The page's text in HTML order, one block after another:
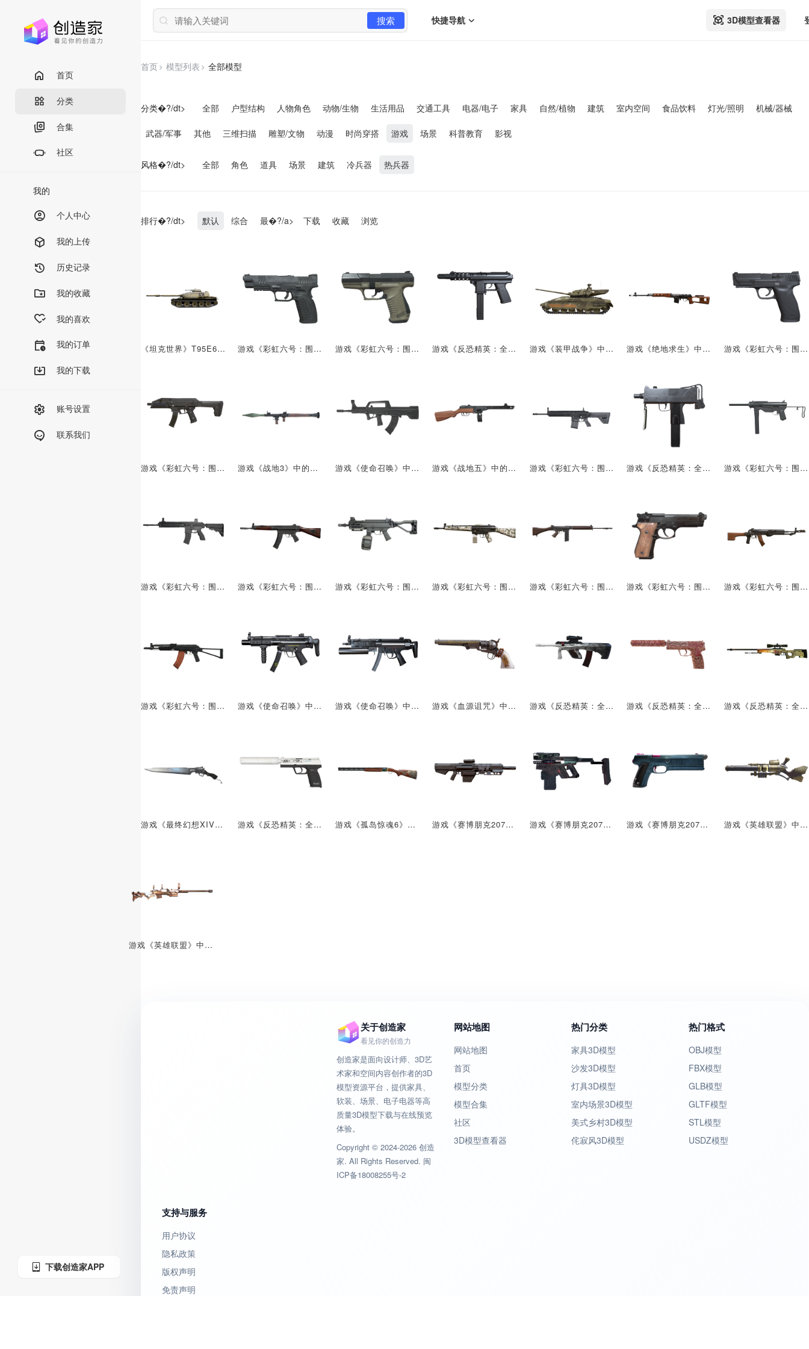
搜索 快捷导航 3D模型查看器
首页
分类
合集
社区
我的
个人中心
我的上传
历史记录
我的收藏
我的喜欢
我的订单
我的下载
账号设置
联系我们
下载创造家APP
首页 模型列表 全部模型
分类�?/dt> 全部 户型结构 人物角色 动物/生物 生活用品 交通工具 电器/电子 家具 自然/植物 建筑 室内空间 食品饮料 灯光/照明 机械/器械
武器/军事 其他 三维扫描 雕塑/文物 动漫 时尚穿搭 游戏 场景 科普教育 影视
风格�?/dt> 全部 角色 道具 场景 建筑 冷兵器 热兵器
排行�?/dt> 默认 综合 最�?/a> 下载 收藏 浏览
《坦克世界》T95E6坦克 游戏《彩虹六号：围攻》的武器：XD-M 游戏《彩虹六号：围攻》的武器：瓦尔特P99 游戏《反恐精英：全球攻势》中的武器：TEC-9 游戏《装甲战争》中的载具：T-14 游戏《绝地求生》中的武器：SVD 游戏《彩虹六号：围攻》的武器：史密夫韦森军警型半自动手枪
游戏《彩虹六号：围攻》的武器：CZ蝎式EVO 3 A1 游戏《战地3》中的武器：RPG-7 游戏《使命召唤》中的武器：95-1式自动步枪 游戏《战地五》中的武器：PPSh-41 游戏《彩虹六号：围攻》的武器：MPT-76 游戏《反恐精英：全球攻势》中的武器：MAC-10 游戏《彩虹六号：围攻》的武器：M3式冲锋枪
游戏《彩虹六号：围攻》的武器：HK416 游戏《彩虹六号：围攻》的武器：HK33 游戏《彩虹六号：围攻》的武器：UMP45带弹鼓 游戏《彩虹六号：围攻》的武器：Heckler&Koch-G3 游戏《彩虹六号：围攻》的武器：FN FAL 游戏《彩虹六号：围攻》的武器：贝雷塔 M9 游戏《彩虹六号：围攻》的武器：AN-94
游戏《彩虹六号：围攻》的武器：AKMS 游戏《使命召唤》中的武器：MP5SD 游戏《使命召唤》中的武器：MP5&榴弹发射器 游戏《血源诅咒》中的武器：教会连发手枪 游戏《反恐精英：全球攻势》中的武器：AUG白狼 游戏《反恐精英：全球攻势》中的武器：USP-S脑洞大开 游戏《反恐精英：全球攻势》中的武器：AWP 巨龙传说
游戏《最终幻想XIV》中的武器：左轮枪刃 游戏《反恐精英：全球攻势》中的武器：USP消音版 印花集 游戏《孤岛惊魂6》中的武器：伯莱塔 686 游戏《赛博朋克2077》的武器：步枪 诗篇11:6 游戏《赛博朋克2077》的武器：康道冲锋枪 游戏《赛博朋克2077》的武器：军工自由 游戏《英雄联盟》中的道具：格雷福斯的双管霰弹枪
游戏《英雄联盟》中的道具：海克斯科技步枪
关于创造家
看见你的创造力
创造家是面向设计师、3D艺
术家和空间内容创作者的3D
模型资源平台，提供家具、
软装、场景、电子电器等高
质量3D模型下载与在线预览
体验。
Copyright © 2024-2026 创造
家. All Rights Reserved. 闽
ICP备18008255号-2
网站地图
网站地图
首页
模型分类
模型合集
社区
3D模型查看器
热门分类
家具3D模型
沙发3D模型
灯具3D模型
室内场景3D模型
美式乡村3D模型
侘寂风3D模型
热门格式
OBJ模型
FBX模型
GLB模型
GLTF模型
STL模型
USDZ模型
支持与服务
用户协议
隐私政策
版权声明
免责声明